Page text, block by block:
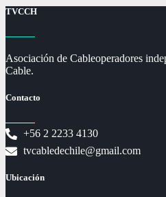
TVCCH
Asociación de Cableoperadores
Cable.
Contacto
+56 2 2233 4130
tvcabledechile@gmail.com
Ubicación